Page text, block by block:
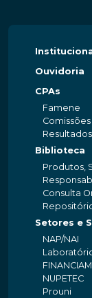
Ouvidoria
CPAs
Famene
Comissões
Resultados
Biblioteca
Produtos,
Consulta
Setores e
NAP/NAI
NUPETEC
Prouni